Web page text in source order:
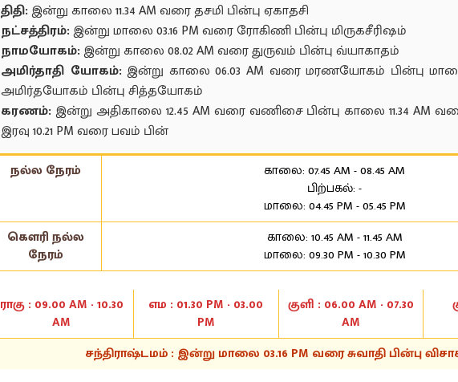
திதி:இன்று காலை 11.34 AM வரை தசமி பின்பு ஏகாதசி
நட்சத்திரம்:இன்று மாலை 03.16 PM வரை ரோகிணி பின்பு மிருகசீரிஷம்
நாமயோகம்:இன்று காலை 08.02 AM வரை துருவம் பின்பு வ்யாகாதம்
அமிர்தாதி யோகம்: இன்று காலை 06.03 AM வரை மரணயோகம் பின்பு
அமிர்தயோகம் பின்பு சித்தயோகம்
கரணம்: இன்று அதிகாலை 12.45 AM வரை வணிசை பின்பு காலை 11.34 AM
இரவு 10.21 PM வரை பவம் பின்
நல்ல நேரம்
காலை: 07.45 AM - 08.45 AM
பிற்பகல்: -
மாலை: 04.45 PM - 05.45 PM
கௌரி நல்ல
நேரம்
காலை: 10.45 AM - 11.45 AM
மாலை: 09.30 PM - 10.30 PM
ராகு : 09.00 AM - 10.30
AM
எம : 01.30 PM - 03.00
PM
குளி : 06.00 AM - 07.30
AM
சந்திராஷ்டமம் : இன்று மாலை 03.16 PM வரை சுவாதி பின்பு